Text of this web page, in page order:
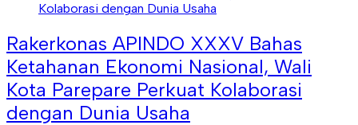
Rakerkonas APINDO XXXV Bahas
Ketahanan Ekonomi Nasional, Wali
Kota Parepare Perkuat Kolaborasi
dengan Dunia Usaha